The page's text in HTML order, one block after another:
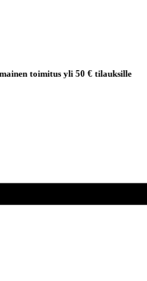
toimitus yli 50 € tilauksille